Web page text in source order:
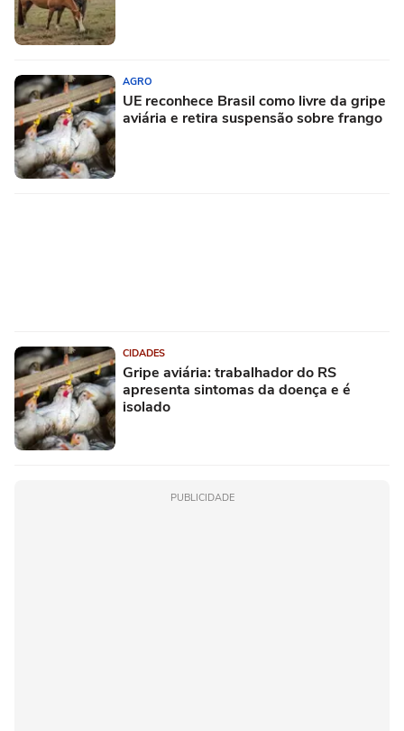
AGRO
UE reconhece Brasil como livre da gripe
aviária e retira suspensão sobre frango
CIDADES
Gripe aviária: trabalhador do RS
apresenta sintomas da doença e é
isolado
PUBLICIDADE